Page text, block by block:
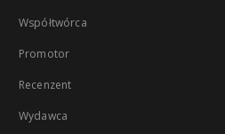
Współtwórca
Promotor
Recenzent
Wydawca